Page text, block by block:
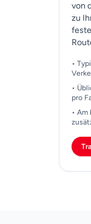
von
zu
•
•
pro
• Am